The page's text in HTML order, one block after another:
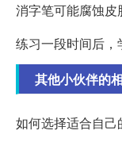
消字笔可能腐蚀皮
练习一段时间后，
其他小伙伴的
如何选择适合自己